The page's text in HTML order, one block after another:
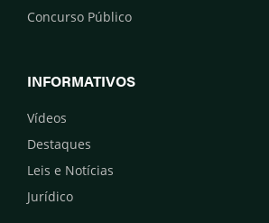
Concurso Público
INFORMATIVOS
Vídeos
Destaques
Leis e Notícias
Jurídico